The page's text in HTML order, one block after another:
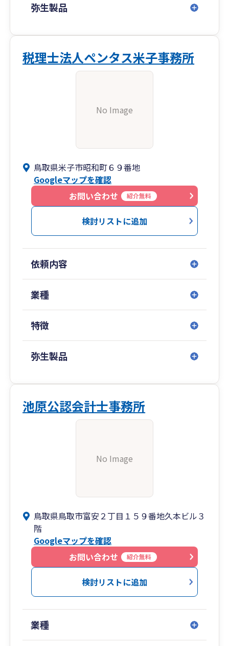
弥生製品
税理士法人ペンタス米子事務所
No Image
鳥取県米子市昭和町６９番地
Googleマップを確認
お問い合わせ
紹介無料
検討リストに追加
依頼内容
業種
特徴
弥生製品
池原公認会計士事務所
No Image
鳥取県鳥取市富安２丁目１５９番地久本ビル３
階
Googleマップを確認
お問い合わせ
紹介無料
検討リストに追加
業種